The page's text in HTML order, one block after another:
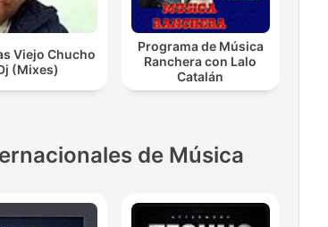
Viejo Chucho
(Mixes)
Programa de Música
Ranchera con Lalo
Catalán
de Música